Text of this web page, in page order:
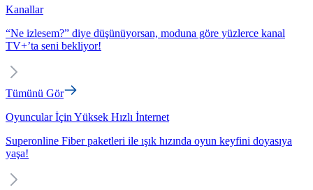
Kanallar
“Ne izlesem?” diye düşünüyorsan, moduna göre yüzlerce kanal
TV+’ta seni bekliyor!
Tümünü Gör
Oyuncular İçin Yüksek Hızlı İnternet
Superonline Fiber paketleri ile ışık hızında oyun keyfini doyasıya
yaşa!